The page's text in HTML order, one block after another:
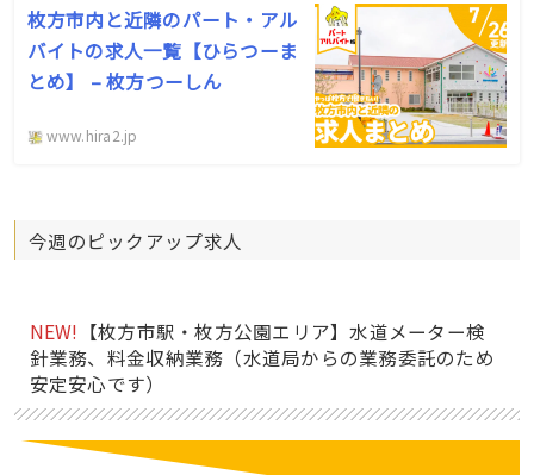
枚方市内と近隣のパート・アル
バイトの求人一覧【ひらつーま
とめ】 – 枚方つーしん
www.hira2.jp
今週のピックアップ求人
NEW! 【枚方市駅・枚方公園エリア】水道メーター検
針業務、料金収納業務（水道局からの業務委託のため
安定安心です）